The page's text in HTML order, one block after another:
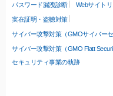
パスワード漏洩診断 Webサイト
実在証明・盗聴対策
サイバー攻撃対策（GMOサイバー
サイバー攻撃対策（GMO Flatt
セキュリティ事業の軌跡